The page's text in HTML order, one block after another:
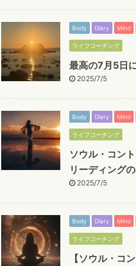
Body Diary Mind
ライフコーチング
最高の7月5日に
2025/7/5
Body Diary Mind
ライフコーチング
ソウル・コン
リーディング
2025/7/5
Body Diary Mind
ライフコーチング
【ソウル・コ